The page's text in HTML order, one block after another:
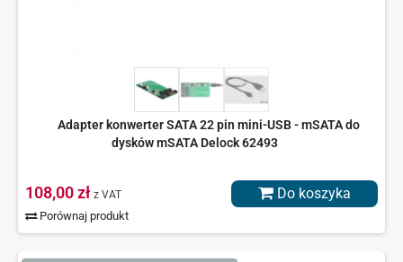
Adapter konwerter SATA 22 pin mini-USB - mSATA do
dysków mSATA Delock 62493
108,00 zł z VAT
Porównaj produkt
Do koszyka